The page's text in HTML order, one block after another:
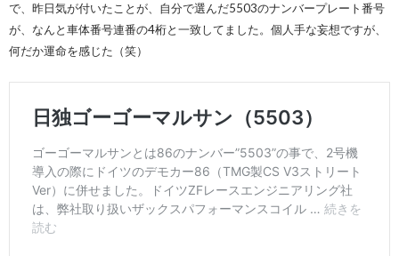
で、昨日気が付いたことが、自分で選んだ5503のナンバープレート番号
が、なんと車体番号連番の4桁と一致してました。個人手な妄想ですが、
何だか運命を感じた（笑）